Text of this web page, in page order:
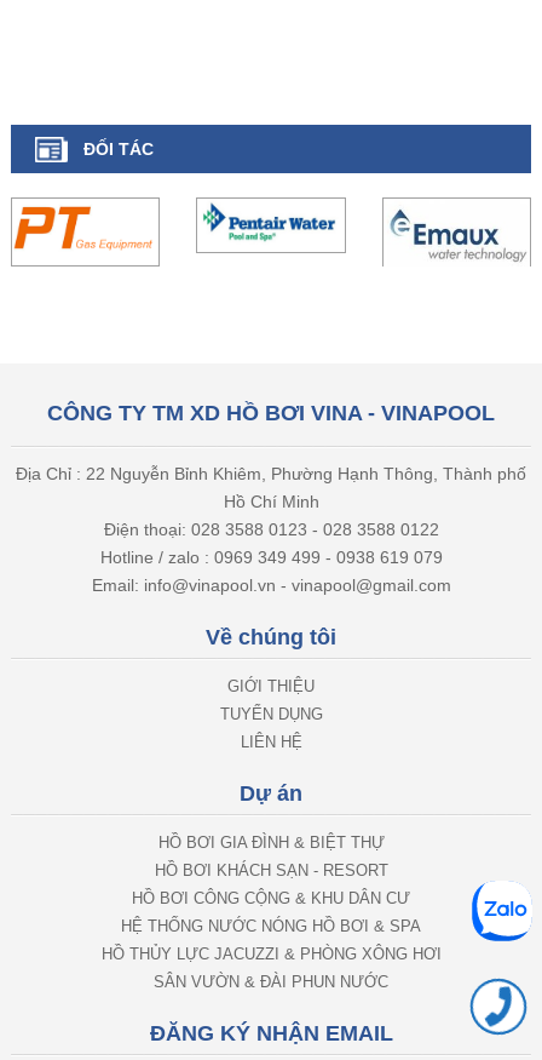
ĐỐI TÁC
CÔNG TY TM XD HỒ BƠI VINA - VINAPOOL
Địa Chỉ : 22 Nguyễn Bỉnh Khiêm, Phường Hạnh Thông, Thành phố
Hồ Chí Minh
Điện thoại: 028 3588 0123 - 028 3588 0122
Hotline / zalo : 0969 349 499 - 0938 619 079
Email: info@vinapool.vn - vinapool@gmail.com
Về chúng tôi
GIỚI THIỆU
TUYỂN DỤNG
LIÊN HỆ
Dự án
HỒ BƠI GIA ĐÌNH & BIỆT THỰ
HỒ BƠI KHÁCH SẠN - RESORT
HỒ BƠI CÔNG CỘNG & KHU DÂN CƯ
HỆ THỐNG NƯỚC NÓNG HỒ BƠI & SPA
HỒ THỦY LỰC JACUZZI & PHÒNG XÔNG HƠI
SÂN VƯỜN & ĐÀI PHUN NƯỚC
ĐĂNG KÝ NHẬN EMAIL